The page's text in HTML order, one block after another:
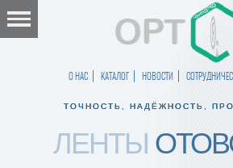
О НАС КАТАЛОГ НОВОСТИ
ТОЧНОСТЬ, НАДЁЖНОСТЬ,
ЛЕНТЫ